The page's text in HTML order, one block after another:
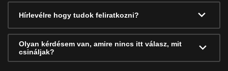
Hírlevélre hogy tudok feliratkozni?
Olyan kérdésem van, amire nincs itt válasz, mit
csináljak?